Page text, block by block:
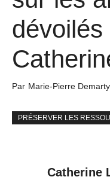
dévoilés
Par Marie-Pierre Demarty
PRÉSERVER LES
Catherine